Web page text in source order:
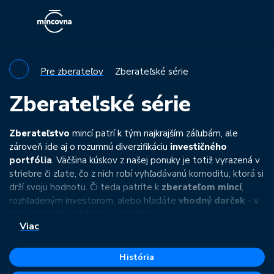
Pre zberateľov Zberateľské série
Zberateľské série
Zberateľstvo mincí patrí k tým najkrajším záľubám, ale
zároveň ide aj o rozumnú diverzifikáciu investičného
portfólia. Väčšina kúskov z našej ponuky je totiž vyrazená v
striebre či zlate, čo z nich robí vyhľadávanú komoditu, ktorá si
drží svoju hodnotu. Či teda patríte k zberateľom mincí,
rozhľadeným investorom, alebo hľadáte vhodný darček - v
nájsť ten správny kúsok. Individuálnezberateľstvo mincíje
často spojené aj so záľubou v rôznych iných oblastiach života,
Viac
História